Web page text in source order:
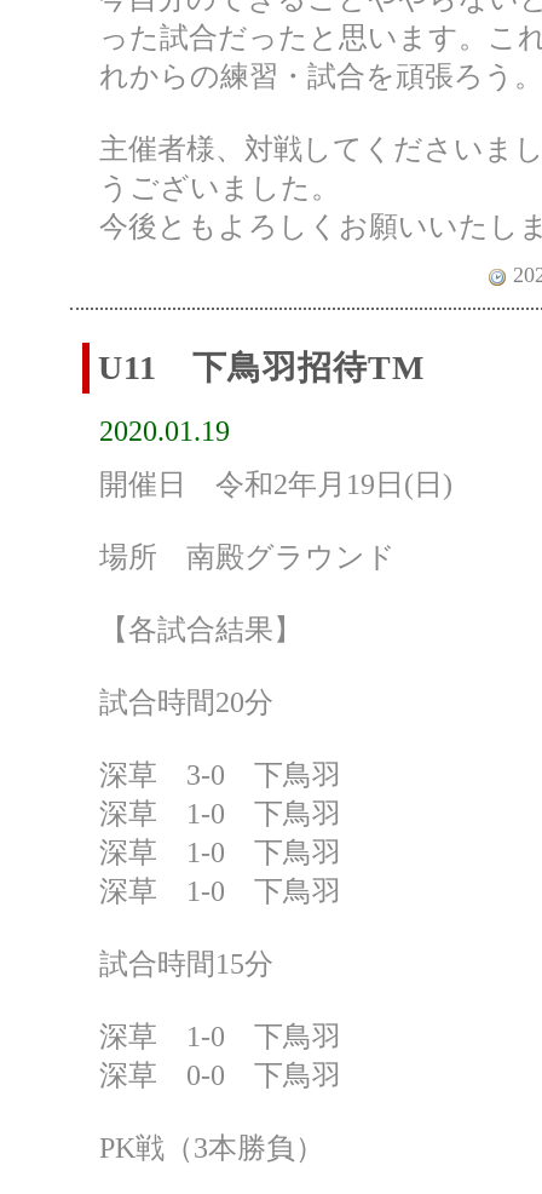
った試合だったと思います。こ
れからの練習・試合を頑張ろう。
主催者様、対戦してくださいま
うございました。
今後ともよろしくお願いいたし
U11 下鳥羽招待TM
2020.01.19
開催日 令和2年月19日(日)
場所 南殿グラウンド
【各試合結果】
試合時間20分
深草 3-0 下鳥羽
深草 1-0 下鳥羽
深草 1-0 下鳥羽
深草 1-0 下鳥羽
試合時間15分
深草 1-0 下鳥羽
深草 0-0 下鳥羽
PK戦（3本勝負）